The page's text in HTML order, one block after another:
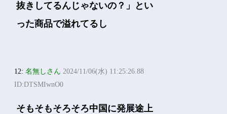
抜きしてるんじゃないの？」とい
った商品で溢れてるし
12:名無しさん 2024/11/06(水) 11:25:26.88
ID:DTSMIwnO0
そもそもそろそろ中国に発展途上